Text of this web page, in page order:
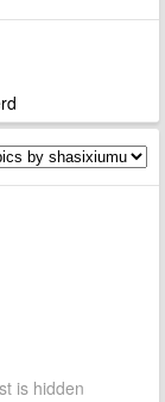
is hidden